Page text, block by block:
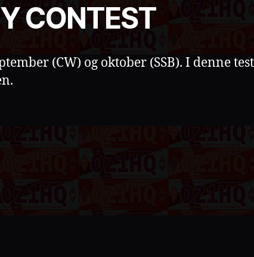
CONTEST
(CW) og oktober (SSB). I denne